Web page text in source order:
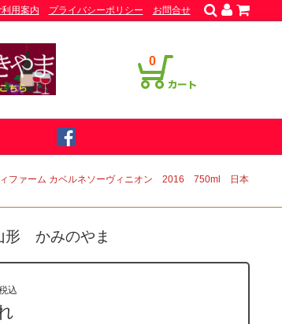
0
利用案内 プライバシーポリシー お問合せ
ィファーム カベルネソーヴィニオン 2016 750ml 日本
かみのやま
込